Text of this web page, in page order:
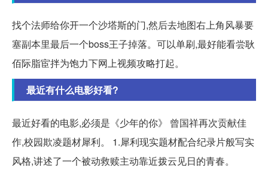
找个法师给你开一个沙塔斯的门,然后去地图右上角风暴要
塞副本里最后一个boss王子掉落。可以单刷,最好能看尝耿
佰际脂宦拌为饱力下网上视频攻略打起。
最近有什么电影好看?
最近好看的电影,必须是《少年的你》 曾国祥再次贡献佳
作,校园欺凌题材犀利。 1.犀利现实题材配合纪录片般写实
风格,讲述了一个被动救赎主动靠近拨云见日的青春。